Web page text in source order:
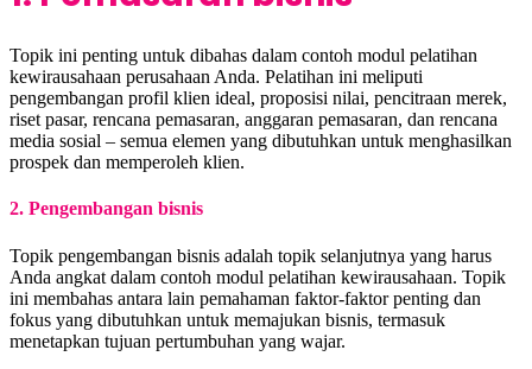
Topik ini penting untuk dibahas dalam contoh modul pelatihan
kewirausahaan perusahaan Anda. Pelatihan ini meliputi
pengembangan profil klien ideal, proposisi nilai, pencitraan merek,
riset pasar, rencana pemasaran, anggaran pemasaran, dan rencana
media sosial – semua elemen yang dibutuhkan untuk menghasilkan
prospek dan memperoleh klien.
2. Pengembangan bisnis
Topik pengembangan bisnis adalah topik selanjutnya yang harus
Anda angkat dalam contoh modul pelatihan kewirausahaan. Topik
ini membahas antara lain pemahaman faktor-faktor penting dan
fokus yang dibutuhkan untuk memajukan bisnis, termasuk
menetapkan tujuan pertumbuhan yang wajar.